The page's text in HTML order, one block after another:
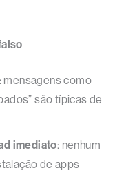
: mensagens como
são típicas de
imediato: nenhum
de apps